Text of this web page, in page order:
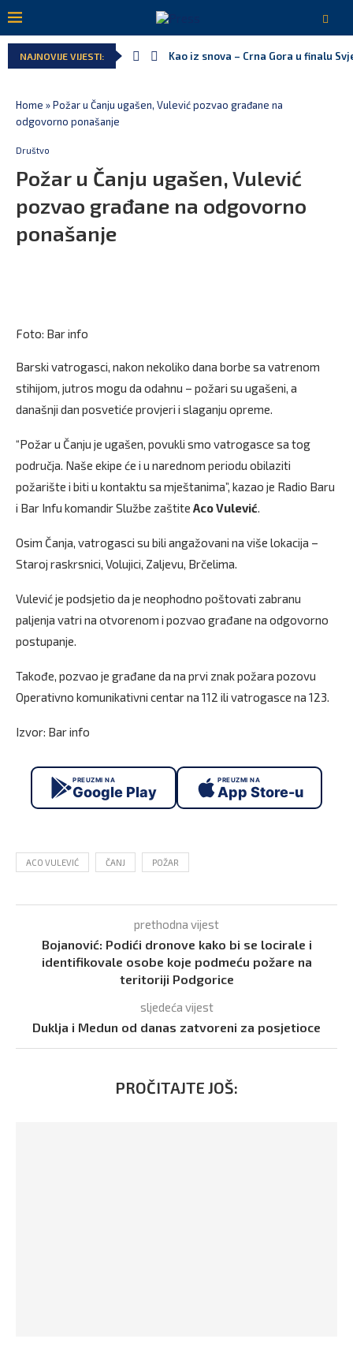
NAJNOVIJE VIJESTI: Kao iz snova – Crna Gora u finalu
Home »Požar u Čanju ugašen, Vulević pozvao građane na
odgovorno ponašanje
Društvo
Požar u Čanju ugašen, Vulević
pozvao građane na odgovorno
ponašanje
Foto: Bar info
Barski vatrogasci, nakon nekoliko dana borbe sa vatrenom
stihijom, jutros mogu da odahnu – požari su ugašeni, a
današnji dan posvetiće provjeri i slaganju opreme.
“Požar u Čanju je ugašen, povukli smo vatrogasce sa tog
područja. Naše ekipe će i u narednom periodu obilaziti
požarište i biti u kontaktu sa mještanima”, kazao je Radio Baru
i Bar Infu komandir Službe zaštite Aco Vulević.
Osim Čanja, vatrogasci su bili angažovani na više lokacija –
Staroj raskrsnici, Volujici, Zaljevu, Brčelima.
Vulević je podsjetio da je neophodno poštovati zabranu
paljenja vatri na otvorenom i pozvao građane na odgovorno
postupanje.
Takođe, pozvao je građane da na prvi znak požara pozovu
Operativno komunikativni centar na 112 ili vatrogasce na 123.
Izvor: Bar info
PREUZMI NA
Google Play
PREUZMI NA
App Store-u
ACO VULEVIĆ ČANJ POŽAR
prethodna vijest
Bojanović: Podići dronove kako bi se locirale i
identifikovale osobe koje podmeću požare na
teritoriji Podgorice
sljedeća vijest
Duklja i Medun od danas zatvoreni za posjetioce
PROČITAJTE JOŠ: